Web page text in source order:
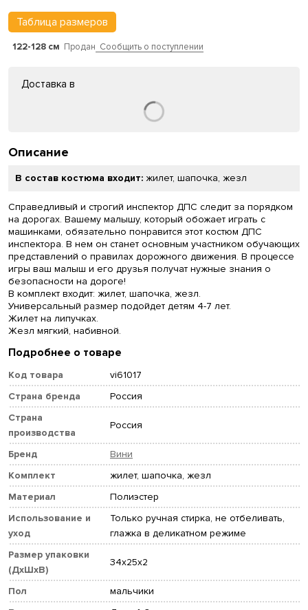
Таблица размеров
122-128 см Продан Сообщить о поступлении
Доставка в
Описание
В состав костюма входит: жилет, шапочка, жезл
Справедливый и строгий инспектор ДПС следит за порядком
на дорогах. Вашему малышу, который обожает играть с
машинками, обязательно понравится этот костюм ДПС
инспектора. В нем он станет основным участником обучающих
представлений о правилах дорожного движения. В процессе
игры ваш малыш и его друзья получат нужные знания о
безопасности на дороге!
В комплект входит: жилет, шапочка, жезл.
Универсальный размер подойдет детям 4-7 лет.
Жилет на липучках.
Жезл мягкий, набивной.
Подробнее о товаре
Код товара
vi61017
Страна бренда
Россия
Страна
производства
Россия
Бренд
Вини
Комплект
жилет, шапочка, жезл
Материал
Полиэстер
Использование и
уход
Только ручная стирка, не отбеливать,
глажка в деликатном режиме
Размер упаковки
(ДхШхВ)
34x25x2
Пол
мальчики